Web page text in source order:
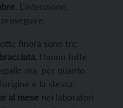
. L’intenzione,
finora sono tre:
Hanno tutte
ma, per quanto
è la stessa:
al mese nei laboratori